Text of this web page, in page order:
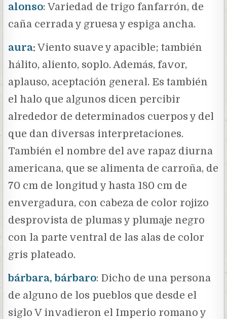
alonso: Variedad de trigo fanfarrón, de
caña cerrada y gruesa y espiga ancha.
aura: Viento suave y apacible; también
hálito, aliento, soplo. Además, favor,
aplauso, aceptación general. Es también
el halo que algunos dicen percibir
alrededor de determinados cuerpos y del
que dan diversas interpretaciones.
También el nombre del ave rapaz diurna
americana, que se alimenta de carroña, de
70 cm de longitud y hasta 180 cm de
envergadura, con cabeza de color rojizo
desprovista de plumas y plumaje negro
con la parte ventral de las alas de color
gris plateado.
bárbara, bárbaro: Dicho de una persona
de alguno de los pueblos que desde el
siglo V invadieron el Imperio romano y